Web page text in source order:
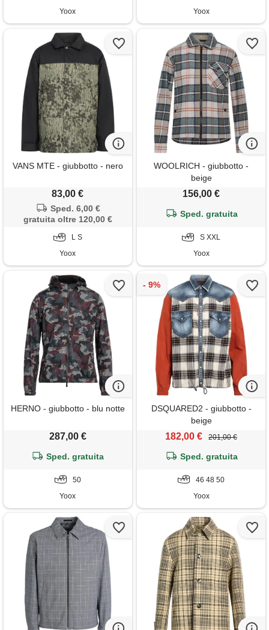
Yoox
Yoox
VANS MTE - giubbotto - nero
83,00 €
Sped. 6,00 €
gratuita oltre 120,00 €
L S
Yoox
WOOLRICH - giubbotto -
beige
156,00 €
Sped. gratuita
S XXL
Yoox
HERNO - giubbotto - blu notte
287,00 €
Sped. gratuita
50
Yoox
DSQUARED2 - giubbotto -
beige
182,00 € 201,00 €
Sped. gratuita
46 48 50
Yoox